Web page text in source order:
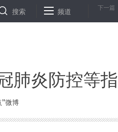
要被不实信息所影响”——香港特区政
搜索 频道 下一篇
肺炎防控等
微博